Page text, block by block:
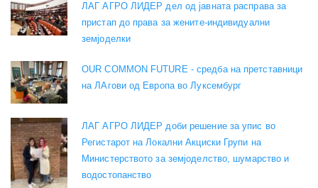
ЛАГ АГРО ЛИДЕР дел од јавната расправа за
пристап до права за жените-индивидуални
земјоделки
OUR COMMON FUTURE - средба на претставници
на ЛАгови од Европа во Луксембург
ЛАГ АГРО ЛИДЕР доби решение за упис во
Регистарот на Локални Акциски Групи на
Министерството за земјоделство, шумарство и
водостопанство